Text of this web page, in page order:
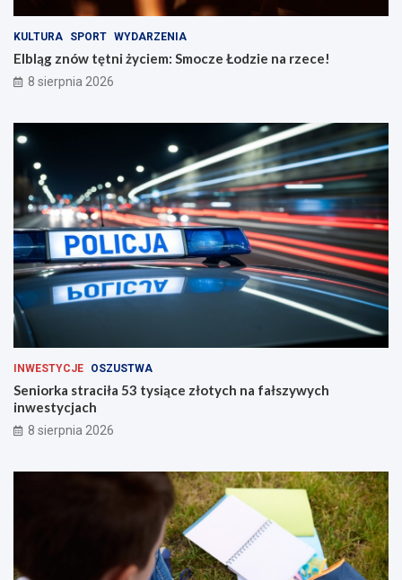
i
n
d
r
a
c
e
!
KULTURA SPORT WYDARZENIA
Elbląg znów tętni życiem: Smocze Łodzie na rzece!
8 sierpnia 2026
INWESTYCJE OSZUSTWA
Seniorka straciła 53 tysiące złotych na fałszywych
inwestycjach
8 sierpnia 2026